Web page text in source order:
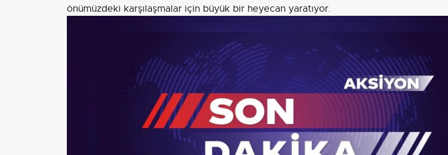
önümüzdeki karşılaşmalar için büyük bir heyecan yaratıyor.